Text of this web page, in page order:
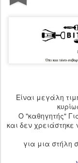
Είναι μεγάλη
Ο "καθηγητής"
και δεν
για μια στήλη